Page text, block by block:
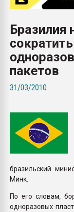
Бразилия
пакетов
31/03/2010
бразильский
Минк.
По его словам,
одноразовых